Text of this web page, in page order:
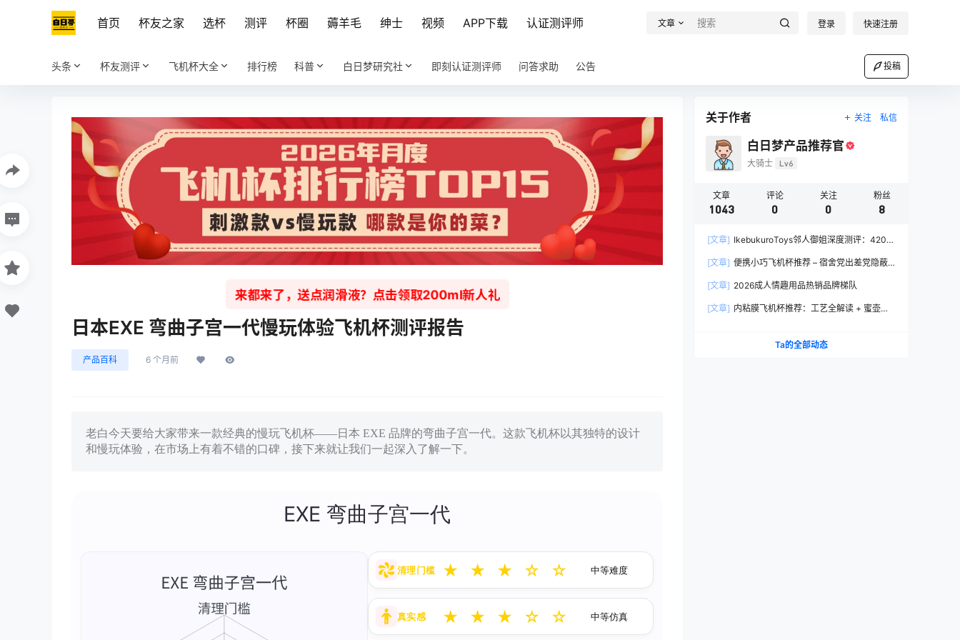
首页 杯友之家 选杯 测评 杯圈 薅羊毛 绅士 视频 APP下载 认证测评师 文章 登录 快速注册
头条 杯友测评 飞机杯大全 排行榜 科普 白日梦研究社 即刻认证测评师 问答求助 公告 投稿
来都来了，送点润滑液？点击领取200ml新人礼
日本EXE 弯曲子宫一代慢玩体验飞机杯测评报告
产品百科 6 个月前
老白今天要给大家带来一款经典的慢玩飞机杯——日本 EXE 品牌的弯曲子宫一代。这款飞机杯以其独特的设计
和慢玩体验，在市场上有着不错的口碑，接下来就让我们一起深入了解一下。
EXE 弯曲子宫一代
清理门槛 ★ ★ ★ ☆ ☆ 中等难度
真实感 ★ ★ ★ ☆ ☆ 中等仿真
关于作者 关注 私信
白日梦产品推荐官
大骑士 Lv6
文章
1043
评论
0
关注
0
粉丝
8
[文章] IkebukuroToys邻人御姐深度测评：420g
[文章] 便携小巧飞机杯推荐 – 宿舍党出差党隐蔽
[文章] 2026成人情趣用品热销品牌梯队
[文章] 内粘膜飞机杯推荐：工艺全解读 + 蜜壶香
Ta的全部动态